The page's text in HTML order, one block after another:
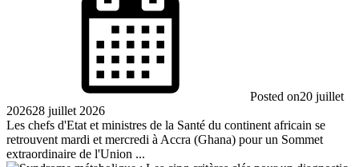
Posted on20 juillet
202628 juillet 2026
Les chefs d'Etat et ministres de la Santé du continent africain se
retrouvent mardi et mercredi à Accra (Ghana) pour un Sommet
extraordinaire de l'Union ...